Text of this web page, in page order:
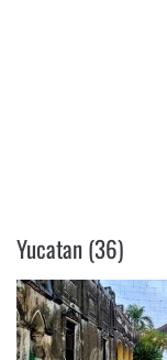
Yucatan (36)